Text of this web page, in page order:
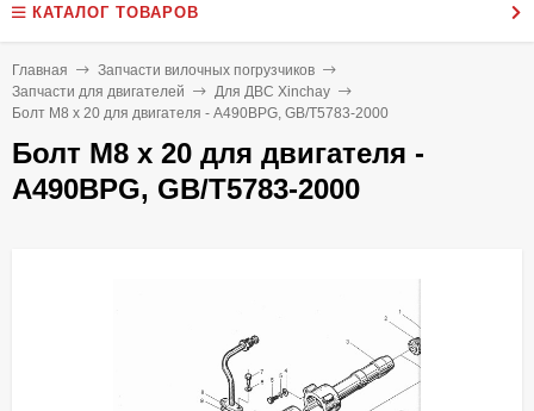
КАТАЛОГ ТОВАРОВ
Главная
Запчасти вилочных погрузчиков
Запчасти для двигателей
Для ДВС Xinchay
Болт М8 х 20 для двигателя - A490BPG, GB/T5783-2000
Болт М8 х 20 для двигателя -
A490BPG, GB/T5783-2000